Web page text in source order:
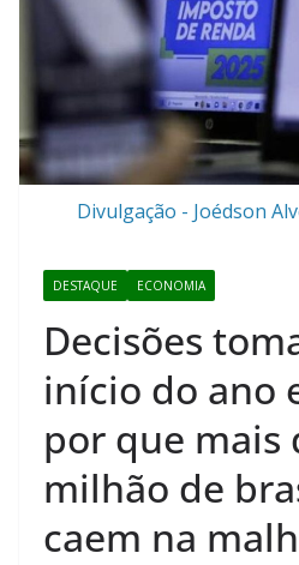
Divulgação - Joédson
DESTAQUE ECONOMIA
Decisões
início do ano
por que mais
milhão de
caem na